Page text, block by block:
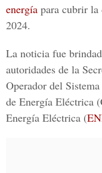
energía para cubrir la
2024.
La noticia fue
autoridades de la
Operador del
de Energía Eléctrica (
Energía Eléctrica (